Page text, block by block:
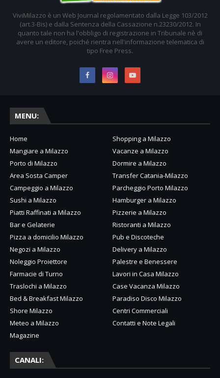
ViviMilazzo è un Web Journal regolamentato dalla Legge 103/2012
(art.3-Bis) e dalla Sentenza della Cassazione n.23230/2012. In
quanto tale non ha l'obbligo di registrazione in Tribunale nè di
avere un editore, poiché rientra nell'informazione telematica di
tipo Free Press.
MENU:
Home
Shopping a Milazzo
Mangiare a Milazzo
Vacanze a Milazzo
Porto di Milazzo
Dormire a Milazzo
Area Sosta Camper
Transfer Catania-Milazzo
Campeggio a Milazzo
Parcheggio Porto Milazzo
Sushi a Milazzo
Hamburger a Milazzo
Piatti Raffinati a Milazzo
Pizzerie a Milazzo
Bar e Gelaterie
Ristoranti a Milazzo
Pizza a domicilio Milazzo
Pub e Discoteche
Negozi a Milazzo
Delivery a Milazzo
Noleggio Proiettore
Palestre e Benessere
Farmacie di Turno
Lavori in Casa Milazzo
Traslochi a Milazzo
Case Vacanza Milazzo
Bed & Breakfast Milazzo
Paradiso Disco Milazzo
Shore Milazzo
Centri Commerciali
Meteo a Milazzo
Contatti e Note Legali
Magazine
CANALI: